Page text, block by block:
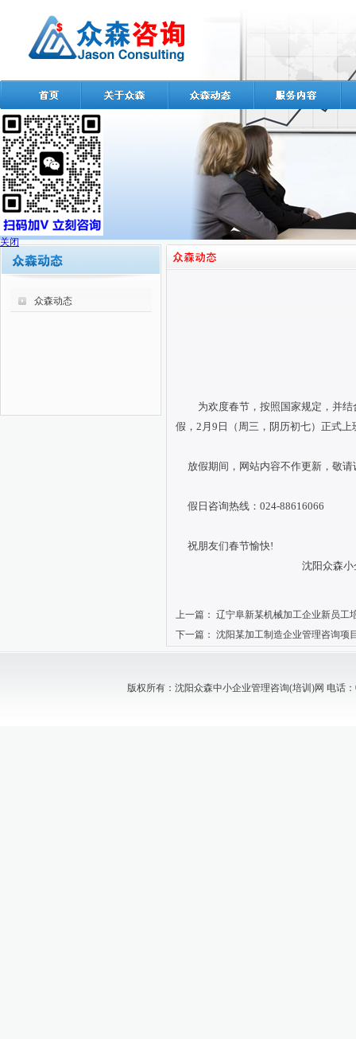
众森动态
为欢度春节，按照国家规定，并
假，2月9日（周三，阴历初七）正式上
放假期间，网站内容不作更新，敬请
假日咨询热线： 024-88616066
祝朋友们春节愉快!
沈阳众森
上一篇： 辽宁阜新某机械加工企业新员工
下一篇： 沈阳某加工制造企业管理咨询项
版权所有：沈阳众森中小企业管理咨询(培训)网 电话：
关闭